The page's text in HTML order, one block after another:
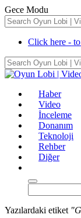
Gece Modu
Click here - to
Haber
Video
İnceleme
Donanım
Teknoloji
Rehber
Diğer
Yazılardaki etiket